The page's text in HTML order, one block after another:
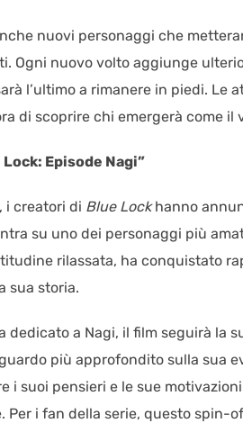
nuovi personaggi che
Ogni nuovo volto aggiunge
l’ultimo a rimanere in piedi. Le
di scoprire chi emergerà come il
Episode Nagi”
i creatori di Blue Lockhanno
su uno dei personaggi più
rilassata, ha conquistato
sua storia.
dedicato a Nagi, il film seguirà la
più approfondito sulla sua
i suoi pensieri e le sue
i fan della serie, questo spin-